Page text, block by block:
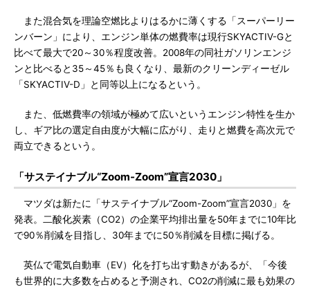
また混合気を理論空燃比よりはるかに薄くする「スーパーリー
ンバーン」により、エンジン単体の燃費率は現行SKYACTIV-Gと
比べて最大で20～30％程度改善。2008年の同社ガソリンエンジ
ンと比べると35～45％も良くなり、最新のクリーンディーゼル
「SKYACTIV-D」と同等以上になるという。
また、低燃費率の領域が極めて広いというエンジン特性を生か
し、ギア比の選定自由度が大幅に広がり、走りと燃費を高次元で
両立できるという。
「サステイナブル“Zoom-Zoom”宣言2030」
マツダは新たに「サステイナブル“Zoom-Zoom”宣言2030」を
発表。二酸化炭素（CO2）の企業平均排出量を50年までに10年比
で90％削減を目指し、30年までに50％削減を目標に掲げる。
英仏で電気自動車（EV）化を打ち出す動きがあるが、「今後
も世界的に大多数を占めると予測され、CO2の削減に最も効果の